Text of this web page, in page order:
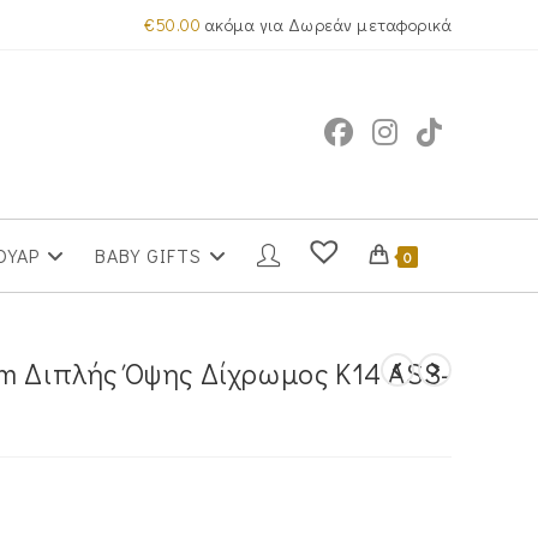
€50.00 ακόμα για Δωρεάν μεταφορικά
BABY GIFTS 0
Διπλής Όψης Δίχρωμος Κ14 ASS-